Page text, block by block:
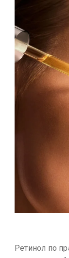
Ретинол по